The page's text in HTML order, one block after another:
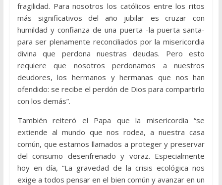
fragilidad. Para nosotros los católicos entre los ritos
más significativos del año jubilar es cruzar con
humildad y confianza de una puerta -la puerta santa-
para ser plenamente reconciliados por la misericordia
divina que perdona nuestras deudas. Pero esto
requiere que nosotros perdonamos a nuestros
deudores, los hermanos y hermanas que nos han
ofendido: se recibe el perdón de Dios para compartirlo
con los demás”.
También reiteró el Papa que la misericordia “se
extiende al mundo que nos rodea, a nuestra casa
común, que estamos llamados a proteger y preservar
del consumo desenfrenado y voraz. Especialmente
hoy en día, “La gravedad de la crisis ecológica nos
exige a todos pensar en el bien común y avanzar en un